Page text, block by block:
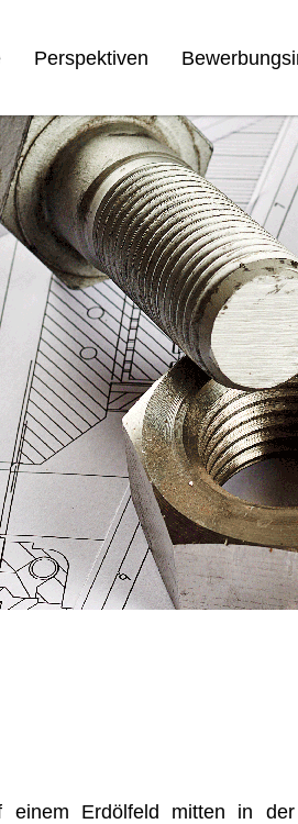
Perspektiven
Erdölfeld mitten in